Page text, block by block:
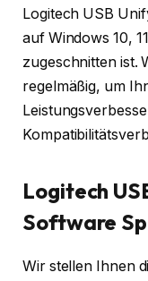
Logitech USB
auf Windows 10,
zugeschnitten ist.
regelmäßig, um
Logitech
Software
Wir stellen Ihnen